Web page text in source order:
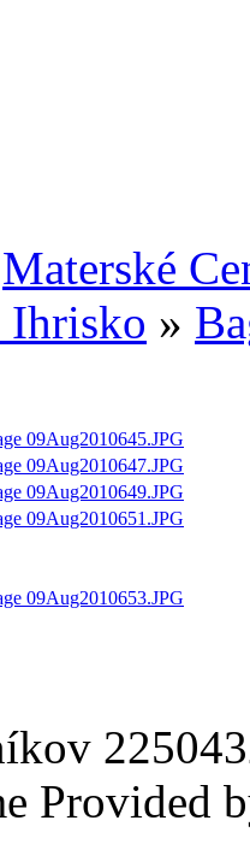
Materské
Ihrisko »
Provided